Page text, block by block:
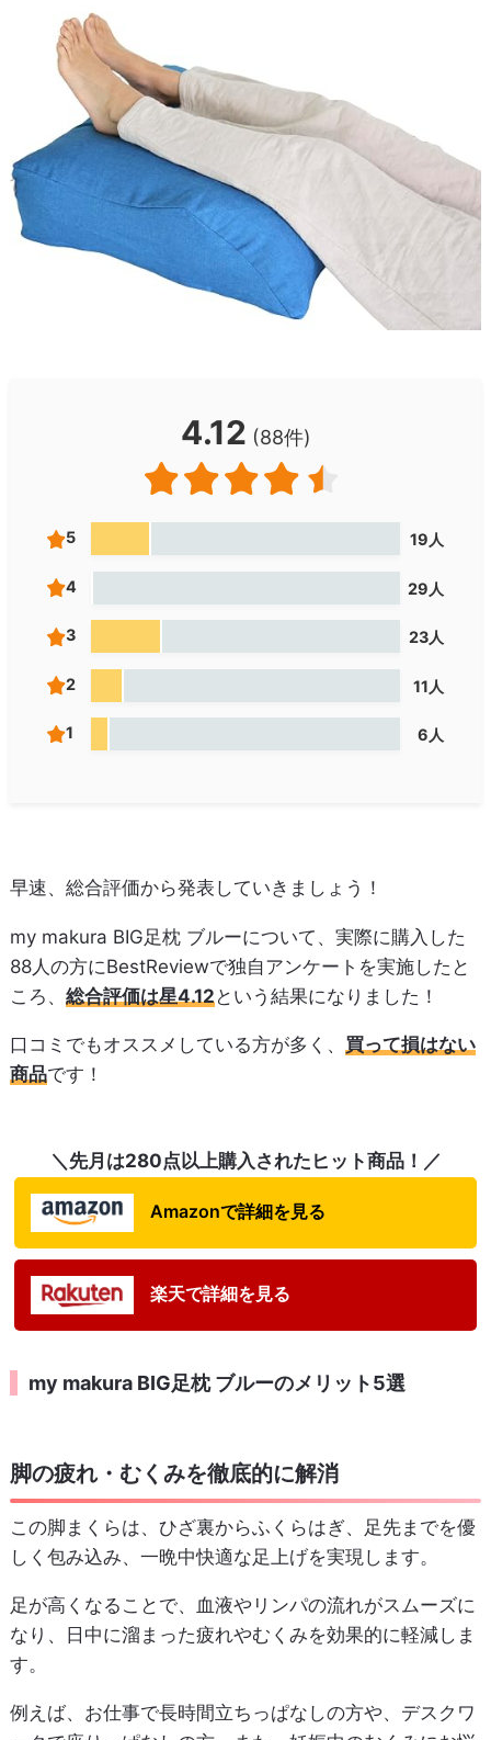
4.12 (88件)
5 19人
4 29人
3 23人
2 11人
1 6人
早速、総合評価から発表していきましょう！
my makura BIG足枕 ブルーについて、実際に購入した
88人の方にBestReviewで独自アンケートを実施したと
ころ、 総合評価は星4.12という結果になりました！
口コミでもオススメしている方が多く、 買って損はない
商品です！
＼先月は280点以上購入されたヒット商品！／
Amazonで詳細を見る
楽天で詳細を見る
my makura BIG足枕 ブルーのメリット5選
脚の疲れ・むくみを徹底的に解消
この脚まくらは、ひざ裏からふくらはぎ、足先までを優
しく包み込み、一晩中快適な足上げを実現します。
足が高くなることで、血液やリンパの流れがスムーズに
なり、日中に溜まった疲れやむくみを効果的に軽減しま
す。
例えば、お仕事で長時間立ちっぱなしの方や、デスクワ